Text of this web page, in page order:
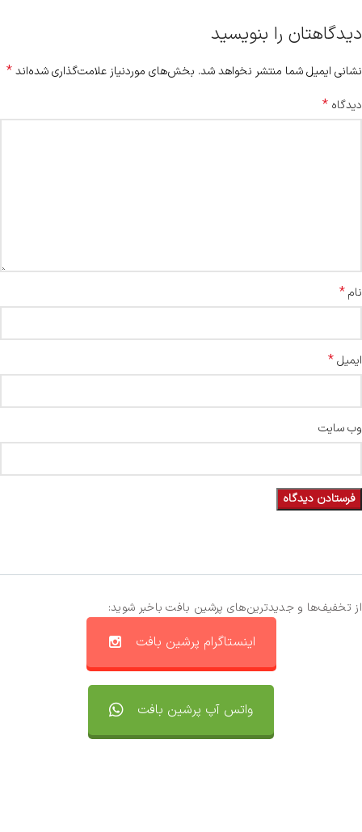
دیدگاهتان را بنویسید
نشانی ایمیل شما منتشر نخواهد شد. بخش‌های موردنیاز علامت‌گذاری شده‌اند*
دیدگاه *
نام*
ایمیل*
وب‌ سایت
از تخفیف‌ها و جدیدترین‌های پرشین بافت باخبر شوید:
اینستاگرام پرشین بافت
واتس آپ پرشین بافت